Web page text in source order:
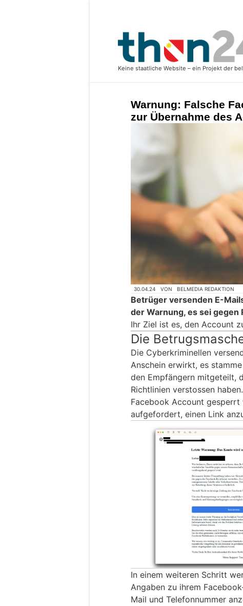
Warnung: Falsche
zur Übernahme des
30.04.24 VON BELMEDIA REDAKTION
Betrüger versenden E-
der Warnung, es sei
Ihr Ziel ist es, den Account
Die
Die Cyberkriminellen
Anschein erwirkt, es
den Empfängern mitgeteilt,
Richtlinien verstossen
Facebook Account
aufgefordert, einen Link
In einem weiteren Schritt
Angaben zu ihrem
Mail und Telefonnummer